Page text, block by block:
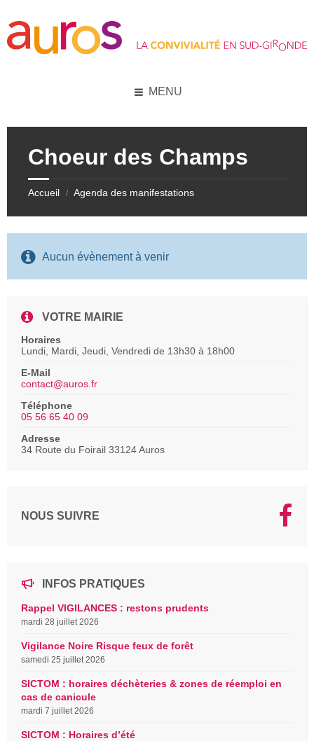
content
left
sidebar
right
sidebar
footer
MENU
Choeur des Champs
Accueil / Agenda des manifestations
Aucun évènement à venir
VOTRE MAIRIE
Horaires
Lundi, Mardi, Jeudi, Vendredi de 13h30 à 18h00
E-Mail
contact@auros.fr
Téléphone
05 56 65 40 09
Adresse
34 Route du Foirail 33124 Auros
NOUS SUIVRE
INFOS PRATIQUES
Rappel VIGILANCES : restons prudents
mardi 28 juillet 2026
Vigilance Noire Risque feux de forêt
samedi 25 juillet 2026
SICTOM : horaires déchèteries & zones de réemploi en
cas de canicule
mardi 7 juillet 2026
SICTOM : Horaires d’été